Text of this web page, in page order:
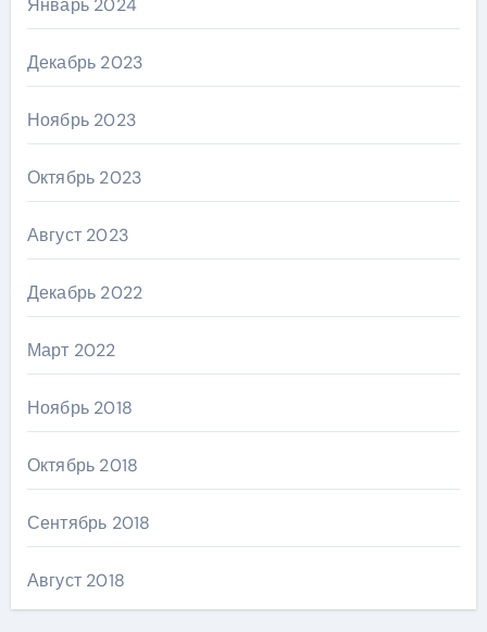
Январь 2024
Декабрь 2023
Ноябрь 2023
Октябрь 2023
Август 2023
Декабрь 2022
Март 2022
Ноябрь 2018
Октябрь 2018
Сентябрь 2018
Август 2018